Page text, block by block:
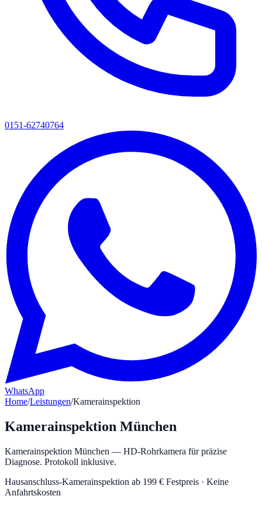
0151-62740764
WhatsApp
Home/Leistungen/Kamerainspektion
Kamerainspektion München
Kamerainspektion München — HD-Rohrkamera für präzise
Diagnose. Protokoll inklusive.
Hausanschluss-Kamerainspektion ab 199 € Festpreis · Keine
Anfahrtskosten